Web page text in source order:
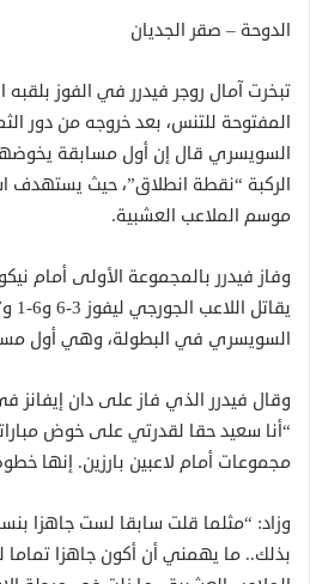
الدوحة – صقر الجديان
تبخرت آمال روجر فيدرر في الفوز
المفتوحة للتنس، بعد خروجه من دور
السويسري قال إن أول مسابقة
الركبة “نقطة انطلاق”، حيث يستهدف
موسم الملاعب العشبية.
وفاز فيدرر بالمجموعة الأولى أمام
السويسري في البطولة، وهي أول مسابقة
وقال فيدرر الذي فاز على دان إيفانز
“أنا سعيد حقا لقدرتي على خوض
مجموعات أمام لاعبين بارزين. إنها
بذلك.. ما يهمني أن أكون جاهزا